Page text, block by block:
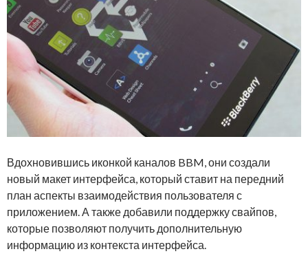
Вдохновившись иконкой каналов BBM, они создали
новый макет интерфейса, который ставит на передний
план аспекты взаимодействия пользователя с
приложением. А также добавили поддержку свайпов,
которые позволяют получить дополнительную
информацию из контекста интерфейса.